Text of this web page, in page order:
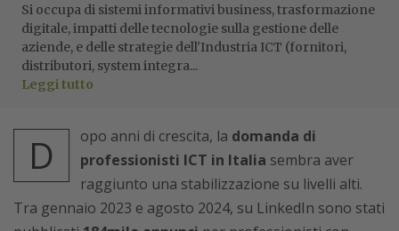
Si occupa di sistemi informativi business, trasformazione
digitale, impatti delle tecnologie sulla gestione delle
aziende, e delle strategie dell'Industria ICT (fornitori,
distributori, system integra...
Leggi tutto
D opo anni di crescita, la domanda di
professionisti ICT in Italia sembra aver
raggiunto una stabilizzazione su livelli alti.
Tra gennaio 2023 e agosto 2024, su LinkedIn sono stati